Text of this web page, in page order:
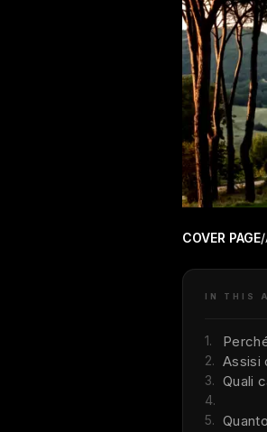
COVER PAGE/
IN THIS
1.
2. Assisi
3. Quali
4.
5.